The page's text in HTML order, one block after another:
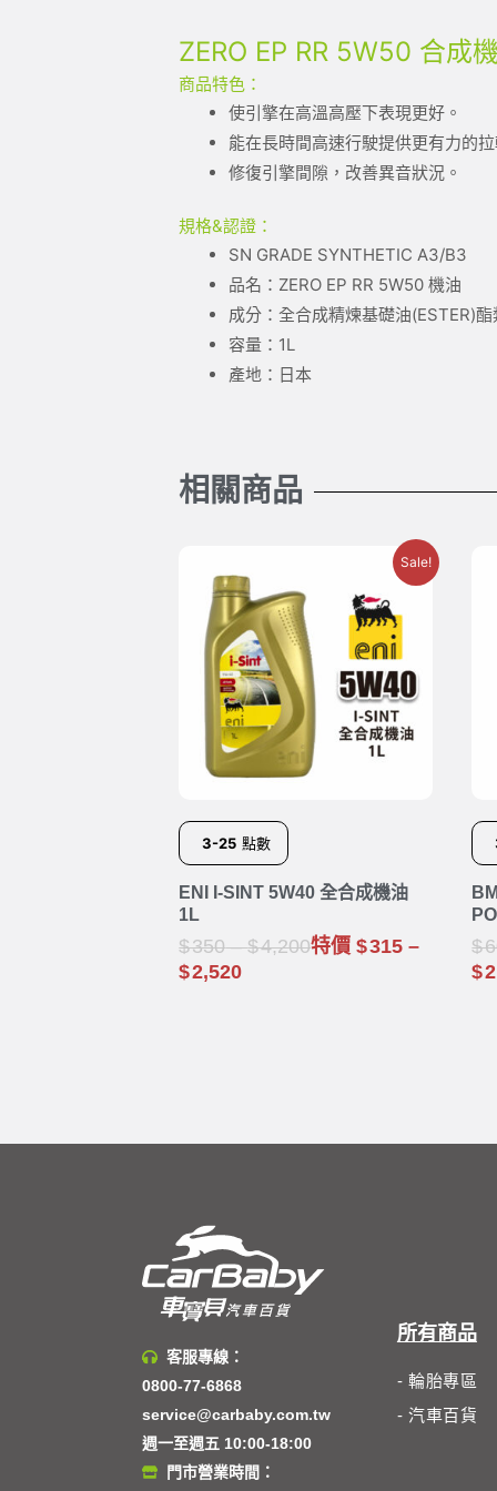
ZERO EP RR 5W50 合成
商品特色：
使引擎在高溫高壓下表現更好。
能在長時間高速行駛提供更有力的
修復引擎間隙，改善異音狀況。
規格&認證：
SN GRADE SYNTHETIC A3/B3
品名：ZERO EP RR 5W50 機油
成分：全合成精煉基礎油(ESTER)
容量：1L
產地：日本
相關商品
Sale!
3-25 點數
ENI I-SINT 5W40 全合成機油
1L
350– 4,200特價 315 –
2,520
客服專線：
0800-77-6868
service@carbaby.com.tw
週一至週五 10:00-18:00
門市營業時間：
所有商品
- 輪胎專區
- 汽車百貨